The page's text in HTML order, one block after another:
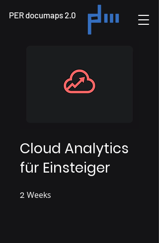
PER documaps 2.0
Cloud Analytics
für Einsteiger
2 Weeks